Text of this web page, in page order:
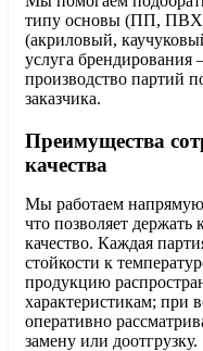
типу основы (ПП, ПВХ,
(акриловый,
услуга
производство партий
заказчика.
Преимущества
качества
Мы работаем
что позволяет
качество. Каждая
стойкости к
продукцию
характеристикам; при
оперативно
замену или доотгрузку.